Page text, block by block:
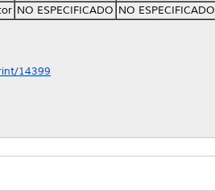
NO ESPECIFICADO NO ESPECIFICADO
14399